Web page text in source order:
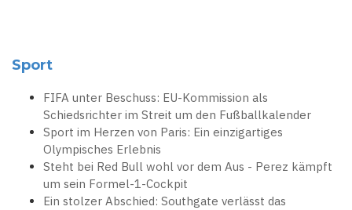
Sport
FIFA unter Beschuss: EU-Kommission als
Schiedsrichter im Streit um den Fußballkalender
Sport im Herzen von Paris: Ein einzigartiges
Olympisches Erlebnis
Steht bei Red Bull wohl vor dem Aus - Perez kämpft
um sein Formel-1-Cockpit
Ein stolzer Abschied: Southgate verlässt das